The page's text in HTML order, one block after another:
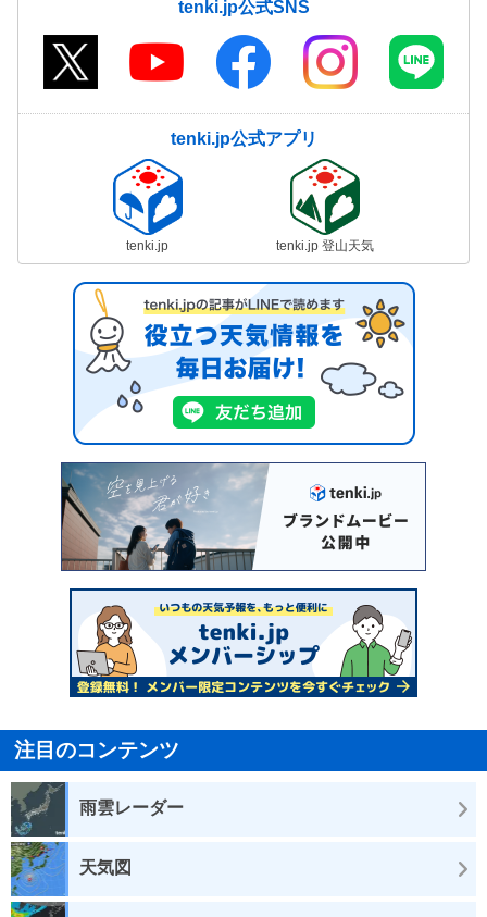
tenki.jp公式SNS
tenki.jp公式アプリ
tenki.jp tenki.jp 登山天気
注目のコンテンツ
雨雲レーダー
天気図